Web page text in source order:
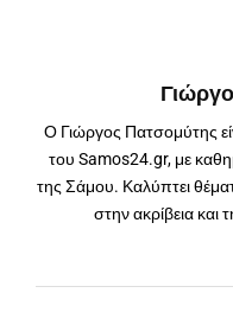
Ο Γιώργος Πατσομύτης
του Samos24.gr, με
της Σάμου. Καλύπτει
στην ακρίβεια και